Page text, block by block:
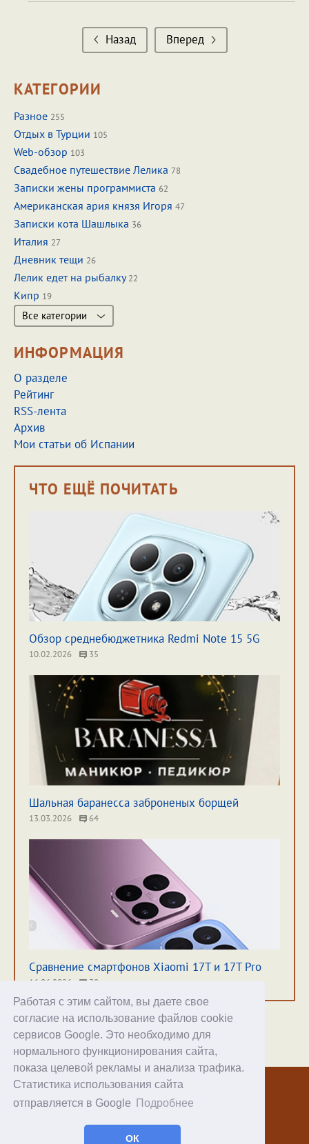
Работая с этим сайтом, вы даете свое
согласие на использование файлов cookie
сервисов Google. Это необходимо для
нормального функционирования сайта,
показа целевой рекламы и анализа трафика.
Статистика использования сайта
отправляется в Google
Подробнее
ОК
Назад Вперед
КАТЕГОРИИ
Разное 255
Отдых в Турции 105
Web-обзор 103
Свадебное путешествие Лелика 78
Записки жены программиста 62
Американская ария князя Игоря 47
Записки кота Шашлыка 36
Италия 27
Дневник тещи 26
Лелик едет на рыбалку22
Кипр 19
Все категории
ИНФОРМАЦИЯ
О разделе
Рейтинг
RSS-лента
Архив
Мои статьи об Испании
ЧТО ЕЩЁ ПОЧИТАТЬ
Обзор среднебюджетника Redmi Note 15 5G
10.02.2026 35
Шальная баранесса заброненых борщей
13.03.2026 64
Сравнение смартфонов Xiaomi 17T и 17T Pro
16.06.2026 38
Хостинг
© 1998–2026 Alex Exler
Facebook
RSS статей